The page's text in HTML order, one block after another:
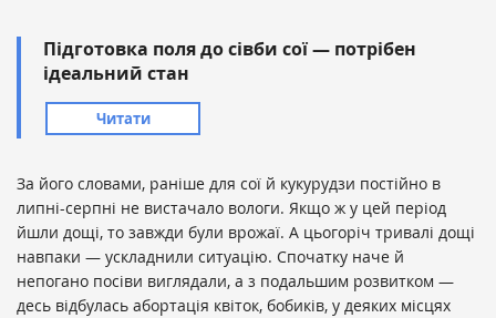
Підготовка поля до сівби сої — потрібен
ідеальний стан
Читати
За його словами, раніше для сої й кукурудзи постійно в
липні-серпні не вистачало вологи. Якщо ж у цей період
йшли дощі, то завжди були врожаї. А цьогоріч тривалі дощі
навпаки — ускладнили ситуацію. Спочатку наче й
непогано посіви виглядали, а з подальшим розвитком —
десь відбулась абортація квіток, бобиків, у деяких місцях